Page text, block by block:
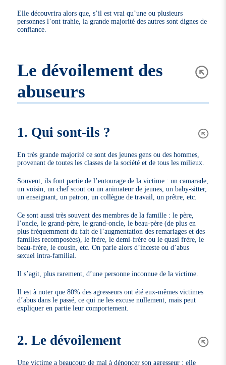
Elle découvrira alors que, s’il est vrai qu’une ou plusieurs
personnes l’ont trahie, la grande majorité des autres sont dignes de
confiance.
Le dévoilement des
abuseurs
1. Qui sont-ils ?
En très grande majorité ce sont des jeunes gens ou des hommes,
provenant de toutes les classes de la société et de tous les milieux.
Souvent, ils font partie de l’entourage de la victime : un camarade,
un voisin, un chef scout ou un animateur de jeunes, un baby-sitter,
un enseignant, un patron, un collègue de travail, un prêtre, etc.
Ce sont aussi très souvent des membres de la famille : le père,
l’oncle, le grand-père, le grand-oncle, le beau-père (de plus en
plus fréquemment du fait de l’augmentation des remariages et des
familles recomposées), le frère, le demi-frère ou le quasi frère, le
beau-frère, le cousin, etc. On parle alors d’inceste ou d’abus
sexuel intra-familial.
Il s’agit, plus rarement, d’une personne inconnue de la victime.
Il est à noter que 80% des agresseurs ont été eux-mêmes victimes
d’abus dans le passé, ce qui ne les excuse nullement, mais peut
expliquer en partie leur comportement.
2. Le dévoilement
Une victime a beaucoup de mal à dénoncer son agresseur ; elle